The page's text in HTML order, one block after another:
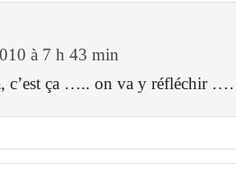
à 7 h 43 min
c’est ça ….. on va y réfléchir